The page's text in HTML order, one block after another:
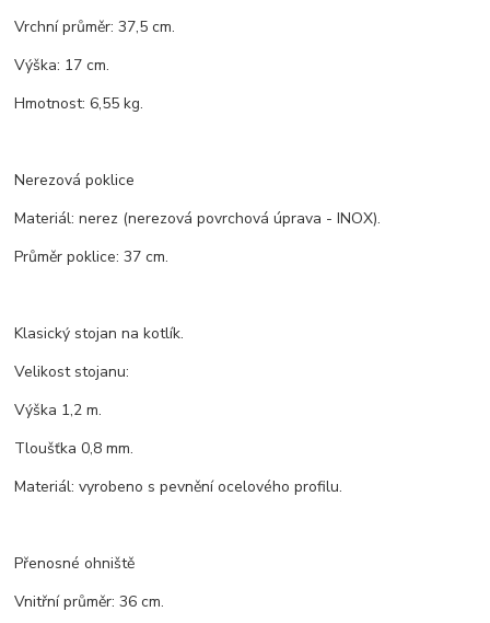
Vrchní průměr: 37,5 cm.
Výška: 17 cm.
Hmotnost: 6,55 kg.
Nerezová poklice
Materiál: nerez (nerezová povrchová úprava - INOX).
Průměr poklice: 37 cm.
Klasický stojan na kotlík.
Velikost stojanu:
Výška 1,2 m.
Tloušťka 0,8 mm.
Materiál: vyrobeno s pevnění ocelového profilu.
Přenosné ohniště
Vnitřní průměr: 36 cm.